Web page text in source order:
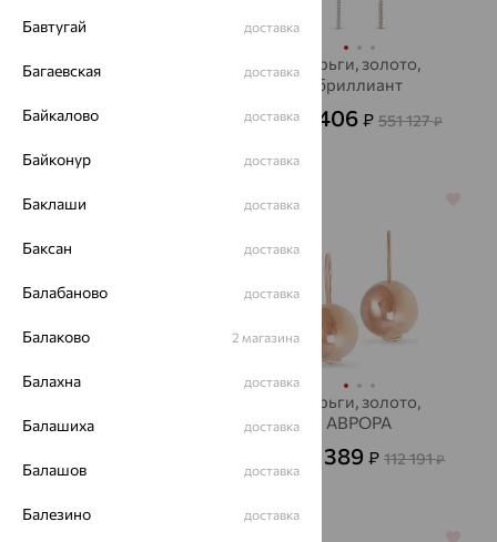
Серьги, золото,
бриллиант
198 406 ₽ 551 127₽
64%
бриллиант, MASTER
64%
Серьги, золото,
АВРОРА
40 389₽ 112 191₽
Бавтугай доставка
Багаевская доставка
Байкалово доставка
Байконур доставка
Баклаши доставка
Баксан доставка
Балабаново доставка
Балаково 2 магазина
Балахна доставка
Балашиха доставка
Балашов доставка
Балезино доставка